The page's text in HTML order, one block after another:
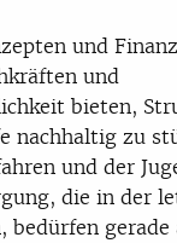
und
und
bieten,
nachhaltig zu
und der
die in der
bedürfen